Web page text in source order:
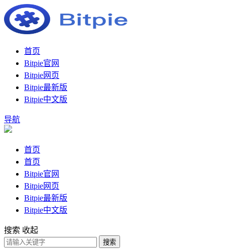
首页
Bitpie官网
Bitpie网页
Bitpie最新版
Bitpie中文版
导航
首页
首页
Bitpie官网
Bitpie网页
Bitpie最新版
Bitpie中文版
搜索 收起
搜索